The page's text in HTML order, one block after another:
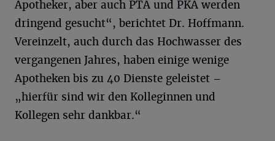
Apotheker, aber auch PTA und PKA werden
dringend gesucht“, berichtet Dr. Hoffmann.
Vereinzelt, auch durch das Hochwasser des
vergangenen Jahres, haben einige wenige
Apotheken bis zu 40 Dienste geleistet –
„hierfür sind wir den Kolleginnen und
Kollegen sehr dankbar.“